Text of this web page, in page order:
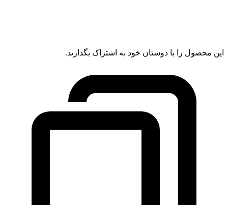
این محصول را با دوستان خود به اشتراک بگذارید.